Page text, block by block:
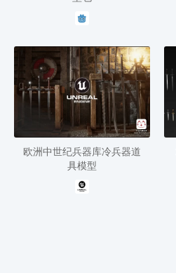
欧洲中世纪兵器库冷兵器道
具模型